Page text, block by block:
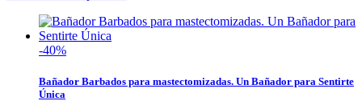
-40%
Bañador Barbados para mastectomizadas. Un Bañador para Sentirte
Única